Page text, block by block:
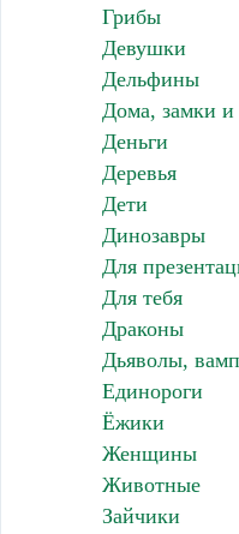
Грибы
Девушки
Дельфины
Дома, замки и
Деньги
Деревья
Дети
Динозавры
Для
Для тебя
Драконы
Дьяволы,
Единороги
Ёжики
Женщины
Животные
Зайчики